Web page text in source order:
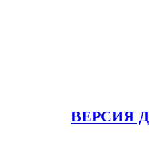
ВЕРСИЯ